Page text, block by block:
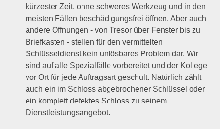
kürzester Zeit, ohne schweres Werkzeug und in den
meisten Fällen beschädigungsfrei öffnen. Aber auch
andere Öffnungen - von Tresor über Fenster bis zu
Briefkasten - stellen für den vermittelten
Schlüsseldienst kein unlösbares Problem dar. Wir
sind auf alle Spezialfälle vorbereitet und der Kollege
vor Ort für jede Auftragsart geschult. Natürlich zählt
auch ein im Schloss abgebrochener Schlüssel oder
ein komplett defektes Schloss zu seinem
Dienstleistungsangebot.